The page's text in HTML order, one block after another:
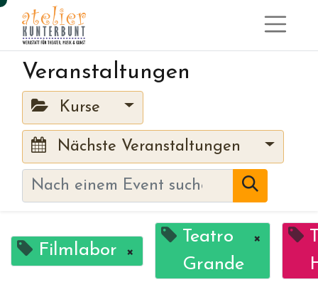
Veranstaltungen
Kurse
Nächste Veranstaltungen
Filmlabor ×
Teatro
Grande
×